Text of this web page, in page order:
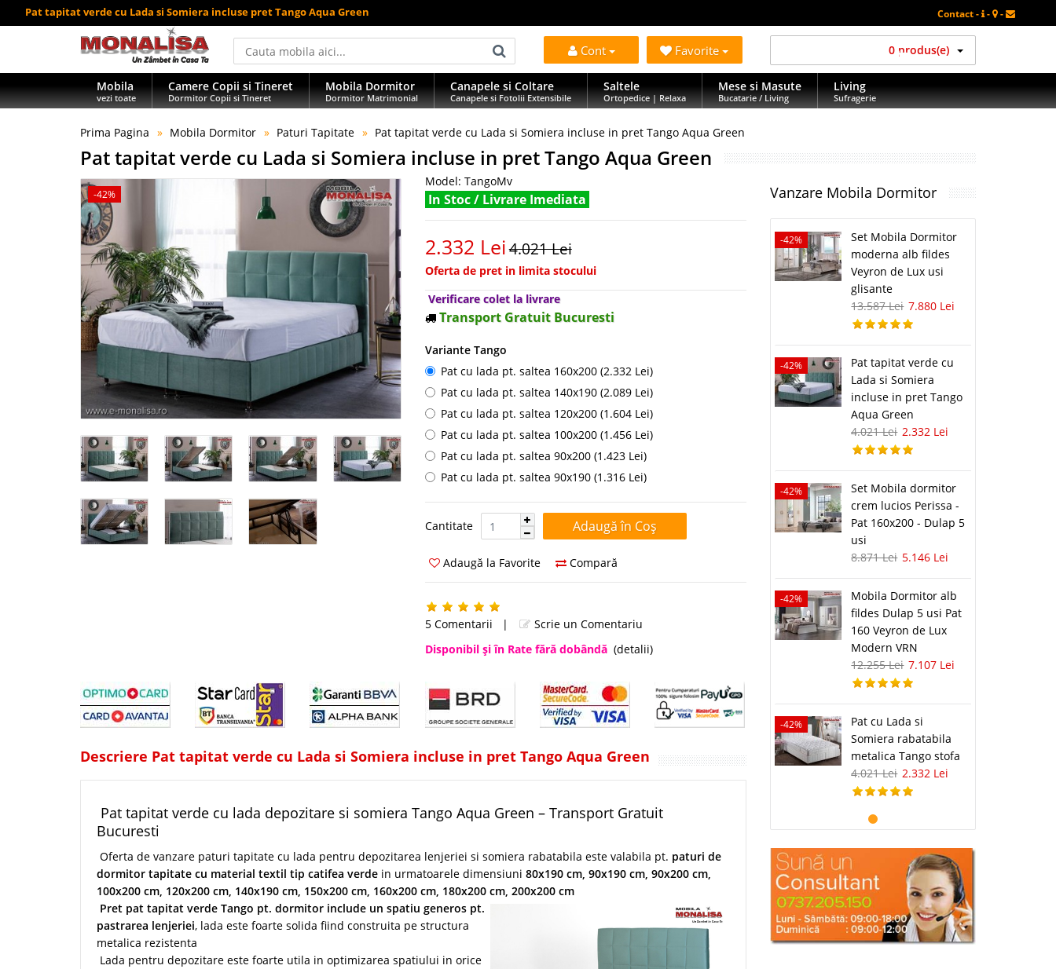
Pat tapitat verde cu Lada si Somiera incluse pret Tango Aqua Green Contact - - -
Cont Favorite 0 produs(e)
Mobila
vezi toate
Camere Copii si Tineret
Dormitor Copii si Tineret
Mobila Dormitor
Dormitor Matrimonial
Canapele si Coltare
Canapele si Fotolii Extensibile
Saltele
Ortopedice | Relaxa
Mese si Masute
Bucatarie / Living
Living
Sufragerie
Prima Pagina Mobila Dormitor Paturi Tapitate Pat tapitat verde cu Lada si Somiera incluse in pret Tango Aqua Green
Pat tapitat verde cu Lada si Somiera incluse in pret Tango Aqua Green
-42%
Model: TangoMv
In Stoc / Livrare Imediata
2.332 Lei4.021 Lei
Oferta de pret in limita stocului
Verificare colet la livrare
Transport Gratuit Bucuresti
Variante Tango
Pat cu lada pt. saltea 160x200 (2.332 Lei)
Pat cu lada pt. saltea 140x190 (2.089 Lei)
Pat cu lada pt. saltea 120x200 (1.604 Lei)
Pat cu lada pt. saltea 100x200 (1.456 Lei)
Pat cu lada pt. saltea 90x200 (1.423 Lei)
Pat cu lada pt. saltea 90x190 (1.316 Lei)
Cantitate Cantitate:
Adaugă la Favorite Compară
5 Comentarii |
Scrie un Comentariu
Disponibil şi în Rate fără dobândă (detalii)
Descriere Pat tapitat verde cu Lada si Somiera incluse in pret Tango Aqua Green
Pat tapitat verde cu lada depozitare si somiera Tango Aqua Green – Transport Gratuit
Bucuresti
Oferta de vanzare paturi tapitate cu lada pentru depozitarea lenjeriei si somiera rabatabila este valabila pt. paturi de
dormitor tapitate cu material textil tip catifea verde in urmatoarele dimensiuni 80x190 cm, 90x190 cm, 90x200 cm,
100x200 cm, 120x200 cm, 140x190 cm, 150x200 cm, 160x200 cm, 180x200 cm, 200x200 cm
Pret pat tapitat verde Tango pt. dormitor include un spatiu generos pt.
pastrarea lenjeriei, lada este foarte solida fiind construita pe structura
metalica rezistenta
Lada pentru depozitare este foarte utila in optimizarea spatiului in orice
Vanzare Mobila Dormitor
-42%
Set Mobila Dormitor
moderna alb fildes
Veyron de Lux usi
glisante
13.587 Lei 7.880 Lei
-42%
Pat tapitat verde cu
Lada si Somiera
incluse in pret Tango
Aqua Green
4.021 Lei 2.332 Lei
-42%
Set Mobila dormitor
crem lucios Perissa -
Pat 160x200 - Dulap 5
usi
8.871 Lei 5.146 Lei
-42%
Mobila Dormitor alb
fildes Dulap 5 usi Pat
160 Veyron de Lux
Modern VRN
12.255 Lei 7.107 Lei
-42%
Pat cu Lada si
Somiera rabatabila
metalica Tango stofa
4.021 Lei 2.332 Lei